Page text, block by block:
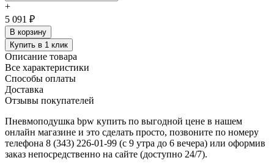
+
5 091 ₽
В корзину
Купить в 1 клик
Описание товара
Все характеристики
Способы оплаты
Доставка
Отзывы покупателей
Пневмоподушка bpw купить по выгодной цене в нашем
онлайн магазине и это сделать просто, позвоните по номеру
телефона 8 (343) 226-01-99 (с 9 утра до 6 вечера) или оформив
заказ непосредственно на сайте (доступно 24/7).